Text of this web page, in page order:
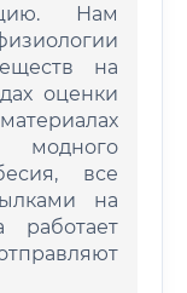
Нам
на
оценки
все
на
работает